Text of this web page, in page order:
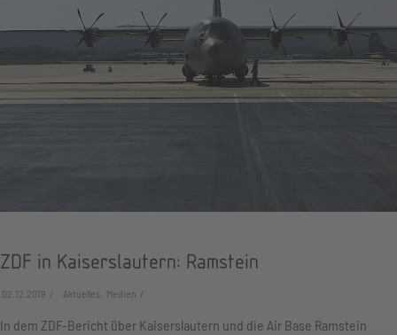
ZDF in Kaiserslautern: Ramstein
02.12.2019 Aktuelles, Medien
In dem ZDF-Bericht über Kaiserslautern und die Air Base Ramstein